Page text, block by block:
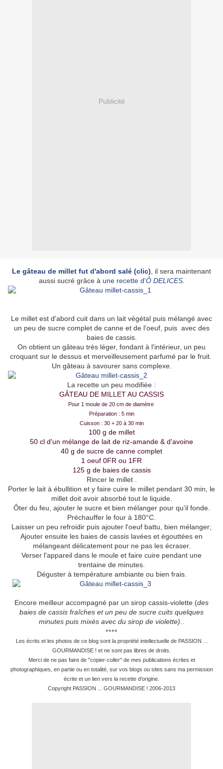
Publicité
Le gâteau de millet fut d'abord salé (clic) , il sera maintenant
aussi sucré grâce à une recette d'Ô DELICES.
Le millet est d'abord cuit dans un lait végétal puis mélangé avec
un peu de sucre complet de canne et de l'oeuf, puis avec des
baies de cassis.
On obtient un gâteau très léger, fondant à l'intérieur, un peu
croquant sur le dessus et merveilleusement parfumé par le fruit.
Un gâteau à savourer sans complexe.
La recette un peu modifiée :
GÂTEAU DE MILLET AU CASSIS
Pour 1 moule de 20 cm de diamètre
Préparation : 5 min
Cuisson : 30 + 20 à 30 min
100 g de millet
50 cl d'un mélange de lait de riz-amande & d'avoine
40 g de sucre de canne complet
1 oeuf 0FR ou 1FR
125 g de baies de cassis
Rincer le millet .
Porter le lait à ébullition et y faire cuire le millet pendant 30 min, le
millet doit avoir absorbé tout le liquide.
Ôter du feu, ajouter le sucre et bien mélanger pour qu'il fonde.
Préchauffer le four à 180°C.
Laisser un peu refroidir puis ajouter l'oeuf battu, bien mélanger;
Ajouter ensuite les baies de cassis lavées et égouttées en
mélangeant délicatement pour ne pas les écraser.
Verser l'appareil dans le moule et faire cuire pendant une
trentaine de minutes.
Déguster à température ambiante ou bien frais.
Encore meilleur accompagné par un sirop cassis-violette (des
baies de cassis fraîches et un peu de sucre cuits quelques
minutes puis mixés avec du sirop de violette)
****
Les écrits et les photos de ce blog sont la propriété intellectuelle de PASSION ...
GOURMANDISE ! et ne sont pas libres de droits.
Merci de ne pas faire de "copier-coller" de mes publications écrites et
photographiques, en partie ou en totalité, sur vos blogs ou sites sans ma permission
écrite et un lien vers la recette d'origine.
Copyright PASSION ... GOURMANDISE ! 2006-2013